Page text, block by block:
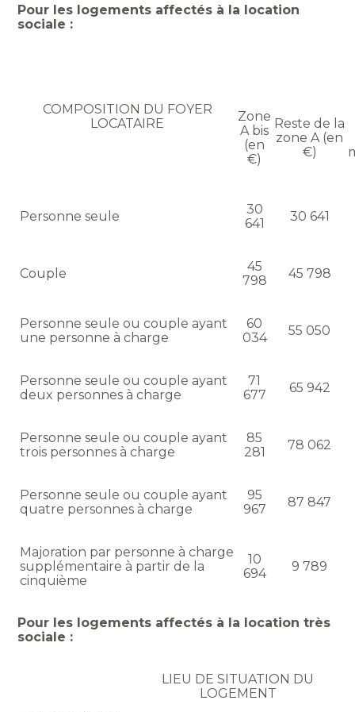
Pour les logements affectés à la location
sociale :
COMPOSITION DU FOYER
LOCATAIRE
Zone
A bis
(en
€)
Reste de la
zone A (en
€)
Personne seule
30
641
30 641
Couple
45
798
45 798
Personne seule ou couple ayant
une personne à charge
60
034
55 050
Personne seule ou couple ayant
deux personnes à charge
71
677
65 942
Personne seule ou couple ayant
trois personnes à charge
85
281
78 062
Personne seule ou couple ayant
quatre personnes à charge
95
967
87 847
Majoration par personne à charge
supplémentaire à partir de la
cinquième
10
694
9 789
Pour les logements affectés à la location très
sociale :
LIEU DE SITUATION DU
LOGEMENT